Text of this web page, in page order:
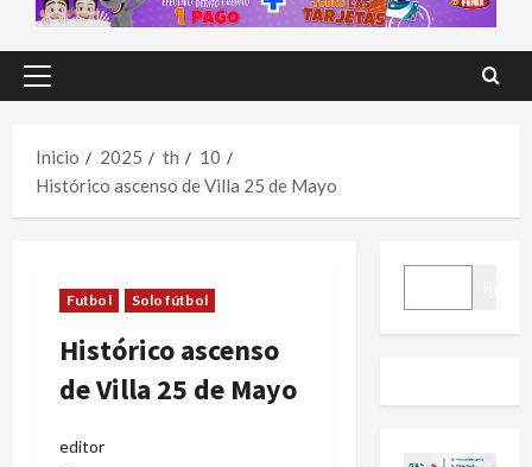
Menú
Inicio
2025 th
10
Histórico ascenso de Villa 25 de Mayo
Futbol Solo fútbol
Histórico ascenso
de Villa 25 de Mayo
editor